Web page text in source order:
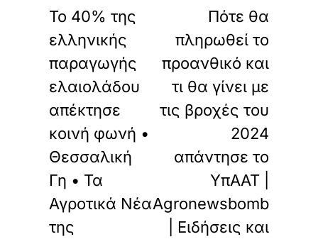
Το 40% της
ελληνικής
παραγωγής
ελαιολάδου
απέκτησε
κοινή φωνή •
Θεσσαλική
Γη • Τα
Αγροτικά Νέα
της
Πότε θα
πληρωθεί το
προανθικό και
τι θα γίνει με
τις βροχές του
2024
απάντησε το
ΥπΑΑΤ |
Agronewsbomb
| Ειδήσεις και